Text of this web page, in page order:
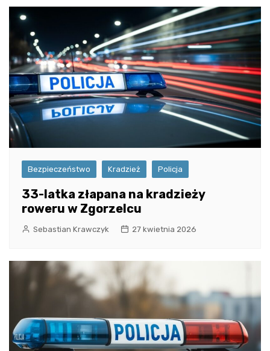
Bezpieczeństwo Kradzież Policja
33-latka złapana na kradzieży
roweru w Zgorzelcu
Sebastian Krawczyk 27 kwietnia 2026